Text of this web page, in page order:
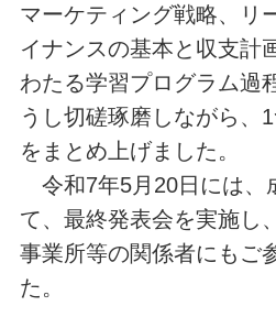
マーケティング戦略、リ
イナンスの基本と収支計
わたる学習プログラム過
うし切磋琢磨しながら、
をまとめ上げました。
令和7年5月20日には、
て、最終発表会を実施し
事業所等の関係者にもご
た。